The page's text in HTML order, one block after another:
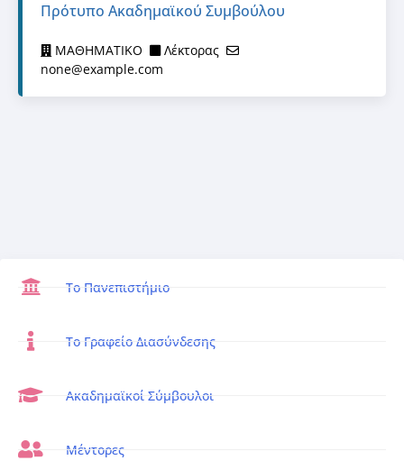
Πρότυπο Ακαδημαϊκού Συμβούλου
ΜΑΘΗΜΑΤΙΚΟ
Λέκτορας
none@example.com
Το Πανεπιστήμιο
Το Γραφείο Διασύνδεσης
Ακαδημαϊκοί Σύμβουλοι
Μέντορες